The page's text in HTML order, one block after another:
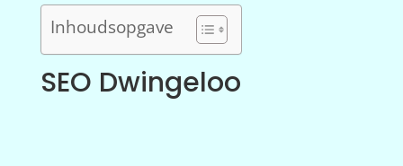
Inhoudsopgave
SEO Dwingeloo